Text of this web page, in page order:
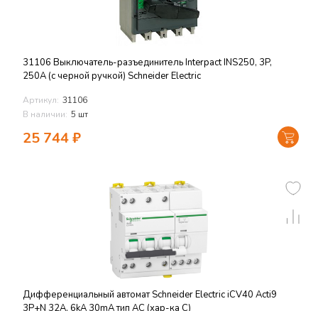
31106 Выключатель-разъединитель Interpact INS250, 3P,
250А (с черной ручкой) Schneider Electric
Артикул: 31106
В наличии: 5 шт
25 744₽
Дифференциальный автомат Schneider Electric iCV40 Acti9
3P+N 32А, 6kА 30mA тип AC (хар-ка С)